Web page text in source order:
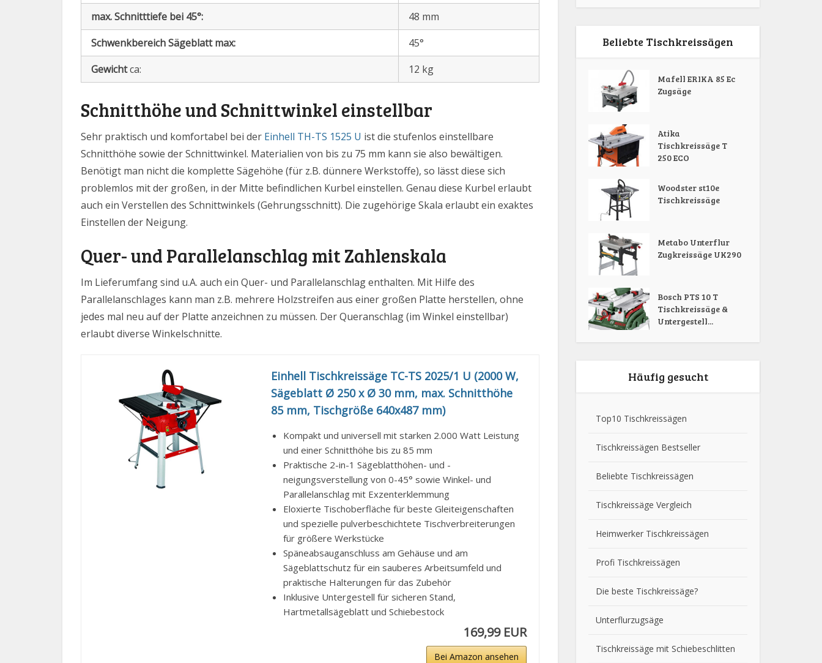
max. Schnitttiefe bei 45°:
48 mm
Schwenkbereich Sägeblatt max:
45°
Gewichtca: 12 kg
Schnitthöhe und Schnittwinkel einstellbar
Sehr praktisch und komfortabel bei der Einhell TH-TS 1525 U ist die stufenlos einstellbare
Schnitthöhe sowie der Schnittwinkel. Materialien von bis zu 75 mm kann sie also bewältigen.
Benötigt man nicht die komplette Sägehöhe (für z.B. dünnere Werkstoffe), so lässt diese sich
problemlos mit der großen, in der Mitte befindlichen Kurbel einstellen. Genau diese Kurbel erlaubt
auch ein Verstellen des Schnittwinkels (Gehrungsschnitt). Die zugehörige Skala erlaubt ein exaktes
Einstellen der Neigung.
Quer- und Parallelanschlag mit Zahlenskala
Im Lieferumfang sind u.A. auch ein Quer- und Parallelanschlag enthalten. Mit Hilfe des
Parallelanschlages kann man z.B. mehrere Holzstreifen aus einer großen Platte herstellen, ohne
jedes mal neu auf der Platte anzeichnen zu müssen. Der Queranschlag (im Winkel einstellbar)
erlaubt diverse Winkelschnitte.
Einhell Tischkreissäge TC-TS 2025/1 U (2000 W,
Sägeblatt Ø 250 x Ø 30 mm, max. Schnitthöhe
85 mm, Tischgröße 640x487 mm)
Kompakt und universell mit starken 2.000 Watt Leistung
und einer Schnitthöhe bis zu 85 mm
Praktische 2-in-1 Sägeblatthöhen- und -
neigungsverstellung von 0-45° sowie Winkel- und
Parallelanschlag mit Exzenterklemmung
Eloxierte Tischoberfläche für beste Gleiteigenschaften
und spezielle pulverbeschichtete Tischverbreiterungen
für größere Werkstücke
Späneabsauganschluss am Gehäuse und am
Sägeblattschutz für ein sauberes Arbeitsumfeld und
praktische Halterungen für das Zubehör
Inklusive Untergestell für sicheren Stand,
Hartmetallsägeblatt und Schiebestock
169,99 EUR
Bei Amazon ansehen
Beliebte Tischkreissägen
Mafell ERIKA 85 Ec
Zugsäge
Atika
Tischkreissäge T
250 ECO
Woodster st10e
Tischkreissäge
Metabo Unterflur
Zugkreissäge UK290
Bosch PTS 10 T
Tischkreissäge &
Untergestell...
Häufig gesucht
Top10 Tischkreissägen
Tischkreissägen Bestseller
Beliebte Tischkreissägen
Tischkreissäge Vergleich
Heimwerker Tischkreissägen
Profi Tischkreissägen
Die beste Tischkreissäge?
Unterflurzugsäge
Tischkreissäge mit Schiebeschlitten